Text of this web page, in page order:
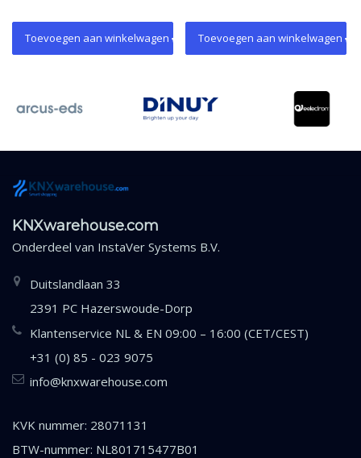
Toevoegen aan winkelwagen Toevoegen aan winkelwagen
KNXwarehouse.com
Onderdeel van InstaVer Systems B.V.
Duitslandlaan 33
2391 PC Hazerswoude-Dorp
Klantenservice NL & EN 09:00 – 16:00 (CET/CEST)
+31 (0) 85 - 023 9075
info@knxwarehouse.com
KVK nummer: 28071131
BTW-nummer: NL801715477B01